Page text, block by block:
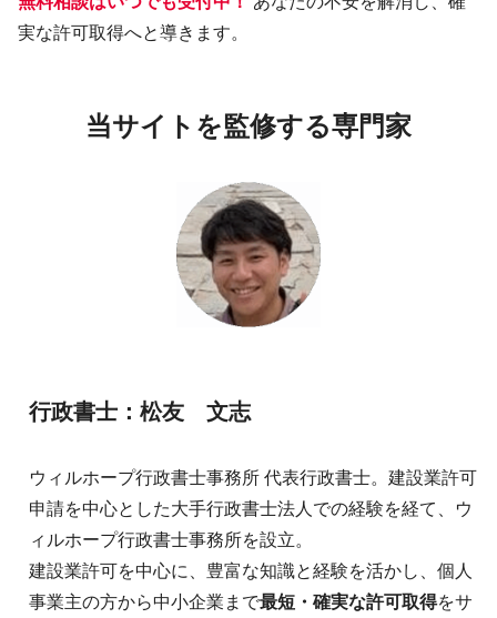
実な許可取得へと導きます。
当サイトを監修する専門家
行政書士：松友 文志
ウィルホープ行政書士事務所 代表行政書士。建設業許可
申請を中心とした大手行政書士法人での経験を経て、ウ
ィルホープ行政書士事務所を設立。
建設業許可を中心に、豊富な知識と経験を活かし、個人
事業主の方から中小企業まで最短・確実な許可取得をサ